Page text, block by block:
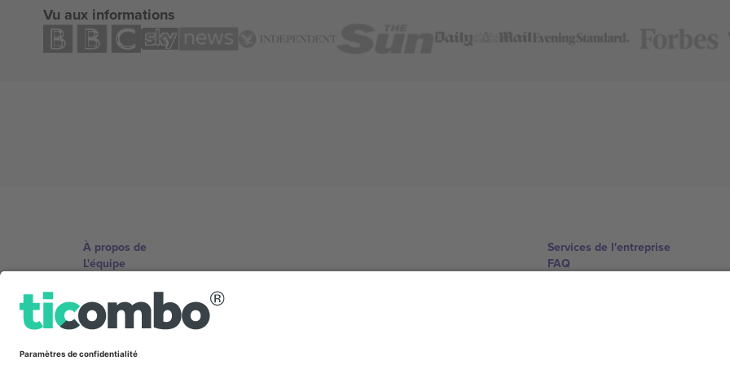
Vu aux informations
À propos de
L'équipe
Conditions générales
Programme d'affiliation
Services de l'entreprise
FAQ